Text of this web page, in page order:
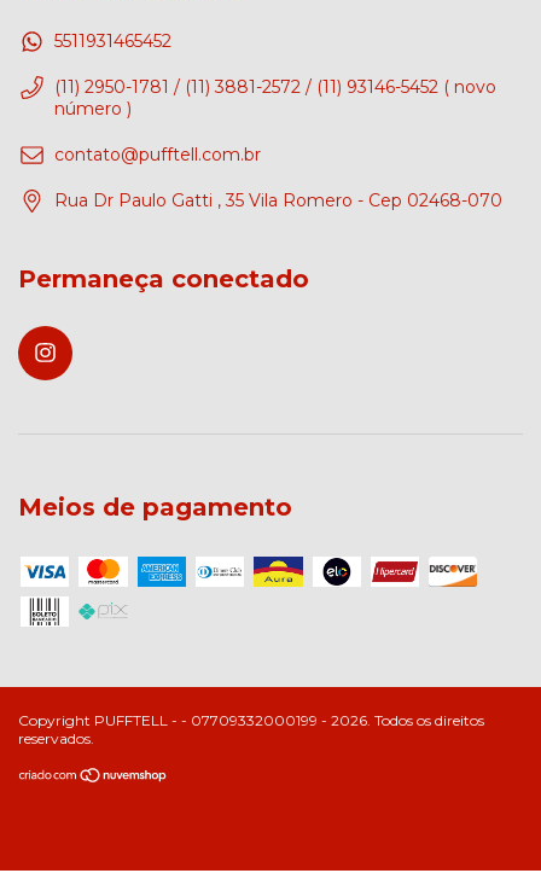
5511931465452
(11) 2950-1781 / (11) 3881-2572 / (11) 93146-5452 ( novo
número )
contato@pufftell.com.br
Rua Dr Paulo Gatti , 35 Vila Romero - Cep 02468-070
Permaneça conectado
Meios de pagamento
Copyright PUFFTELL - - 07709332000199 - 2026. Todos os direitos
reservados.